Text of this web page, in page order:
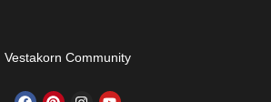
Vestakorn Community
F P I Y